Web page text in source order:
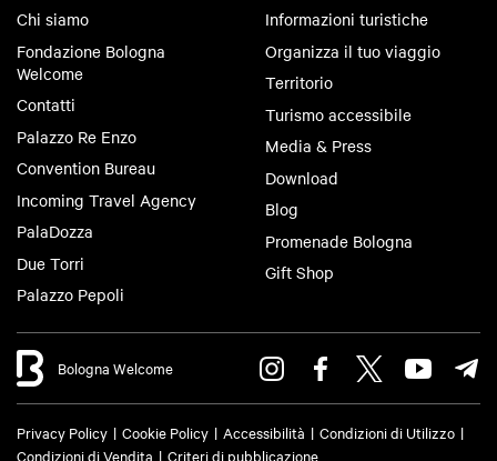
Chi siamo
Fondazione Bologna
Welcome
Contatti
Palazzo Re Enzo
Convention Bureau
Incoming Travel Agency
PalaDozza
Due Torri
Palazzo Pepoli
Informazioni turistiche
Organizza il tuo viaggio
Territorio
Turismo accessibile
Media & Press
Download
Blog
Promenade Bologna
Gift Shop
Bologna Welcome
Privacy Policy Cookie Policy Accessibilità
Condizioni di Utilizzo
Condizioni di Vendita
Criteri di pubblicazione